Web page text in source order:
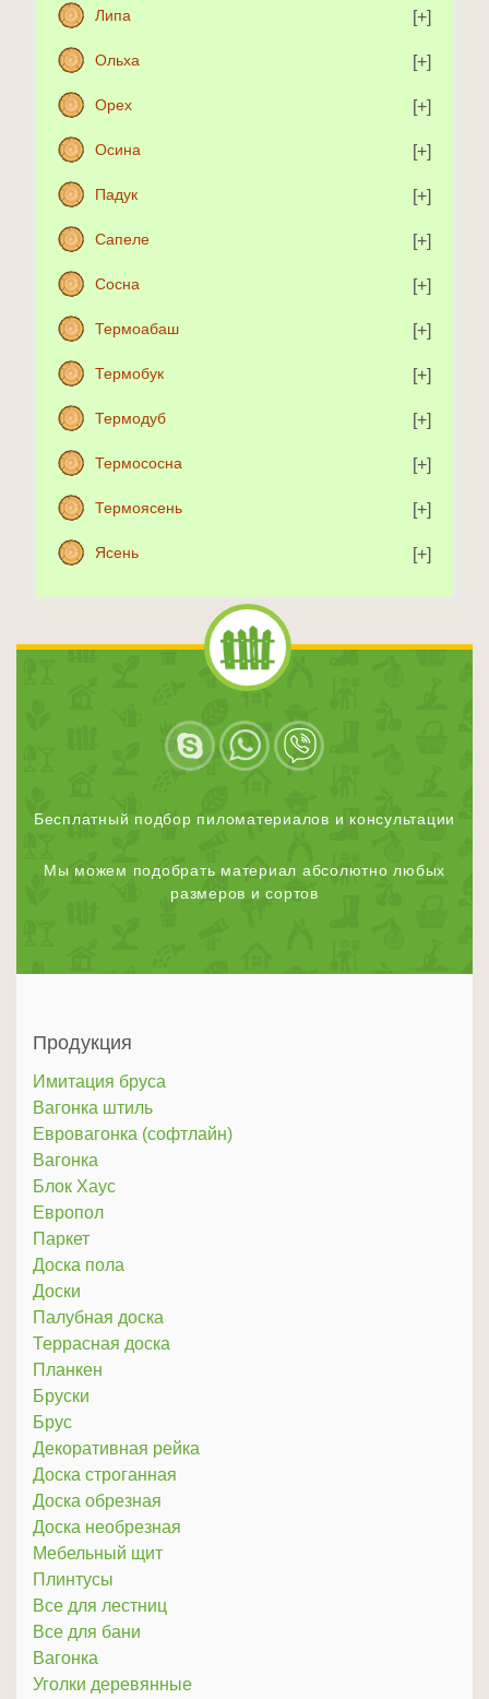
Липа
Ольха
Орех
Осина
Падук
Сапеле
Сосна
Термоабаш
Термобук
Термодуб
Термососна
Термоясень
Ясень
Бесплатный подбор пиломатериалов и консультации
Мы можем подобрать материал абсолютно любых
размеров и сортов
Продукция
Имитация бруса
Вагонка штиль
Евровагонка (софтлайн)
Вагонка
Блок Хаус
Европол
Паркет
Доска пола
Доски
Палубная доска
Террасная доска
Планкен
Бруски
Брус
Декоративная рейка
Доска строганная
Доска обрезная
Доска необрезная
Мебельный щит
Плинтусы
Все для лестниц
Все для бани
Вагонка
Уголки деревянные